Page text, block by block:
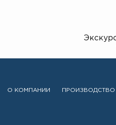
О КОМПАНИИ ПРОИЗВОДСТВО